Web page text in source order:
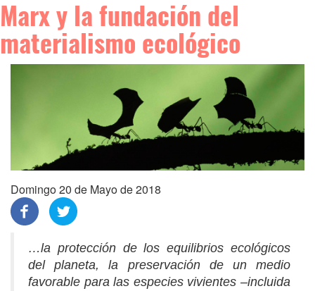
Marx y la fundación del
materialismo ecológico
Domingo 20 de Mayo de 2018
…la protección de los equilibrios ecológicos
del planeta, la preservación de un medio
favorable para las especies vivientes –incluida